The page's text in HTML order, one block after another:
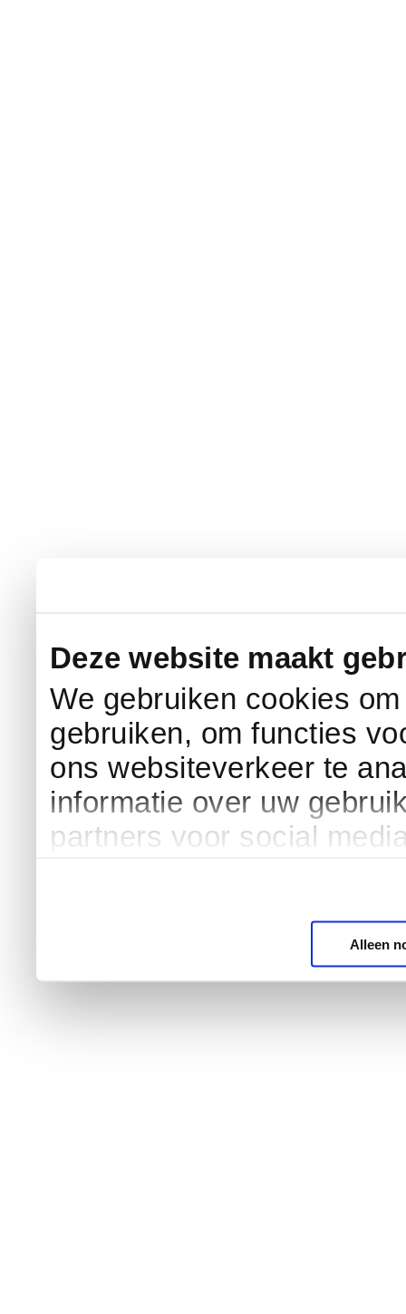
Deze website maakt
We gebruiken cookies
gebruiken, om functies
ons websiteverkeer te
informatie over uw
partners voor social
Alleen